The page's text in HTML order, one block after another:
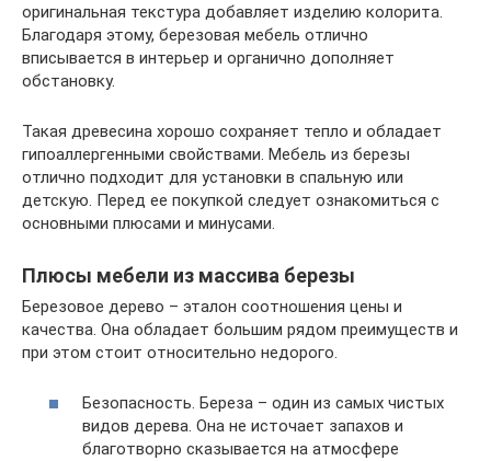
оригинальная текстура добавляет изделию колорита.
Благодаря этому, березовая мебель отлично
вписывается в интерьер и органично дополняет
обстановку.
Такая древесина хорошо сохраняет тепло и обладает
гипоаллергенными свойствами. Мебель из березы
отлично подходит для установки в спальную или
детскую. Перед ее покупкой следует ознакомиться с
основными плюсами и минусами.
Плюсы мебели из массива березы
Березовое дерево – эталон соотношения цены и
качества. Она обладает большим рядом преимуществ и
при этом стоит относительно недорого.
Безопасность. Береза – один из самых чистых
видов дерева. Она не источает запахов и
благотворно сказывается на атмосфере